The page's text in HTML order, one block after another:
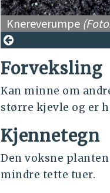
Knereverumpe
Forveksling
Kan minne om
større kjevle og er
Kjennetegn
Den voksne
mindre tette tuer.